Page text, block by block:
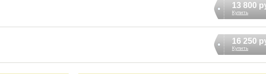
13 800
Купить
16 250
Купить